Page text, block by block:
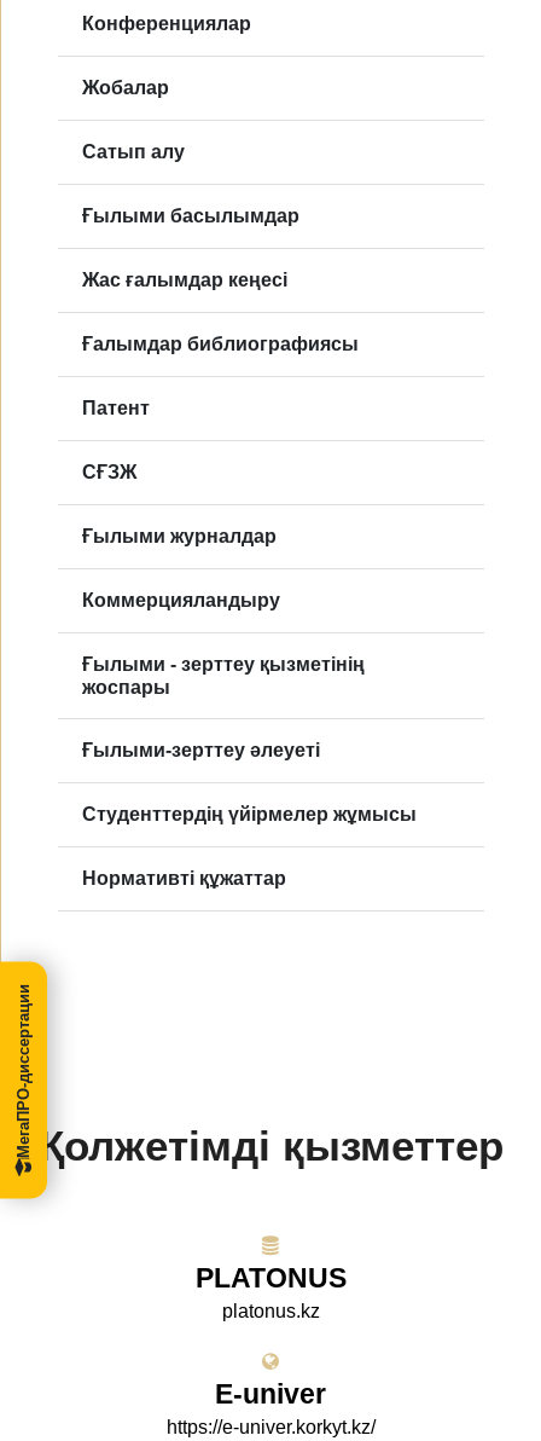
Конференциялар
Жобалар
Сатып алу
Ғылыми басылымдар
Жас ғалымдар кеңесі
Ғалымдар библиографиясы
Патент
CҒЗЖ
Ғылыми журналдар
Коммерцияландыру
Ғылыми - зерттеу қызметінің
жоспары
Ғылыми-зерттеу әлеуеті
Студенттердің үйірмелер жұмысы
Нормативті құжаттар
Қолжетімді қызметтер
PLATONUS
platonus.kz
E-univer
https://e-univer.korkyt.kz/
МегаПРО-диссертации